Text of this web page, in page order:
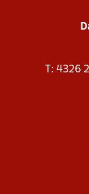
T: 4326